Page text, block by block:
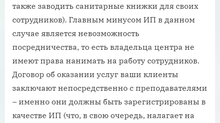
также заводить санитарные книжки для своих
сотрудников). Главным минусом ИП в данном
случае является невозможность
посредничества, то есть владельца центра не
имеют права нанимать на работу сотрудников.
Договор об оказании услуг ваши клиенты
заключают непосредственно с преподавателями
– именно они должны быть зарегистрированы в
качестве ИП (что, в свою очередь, налагает на